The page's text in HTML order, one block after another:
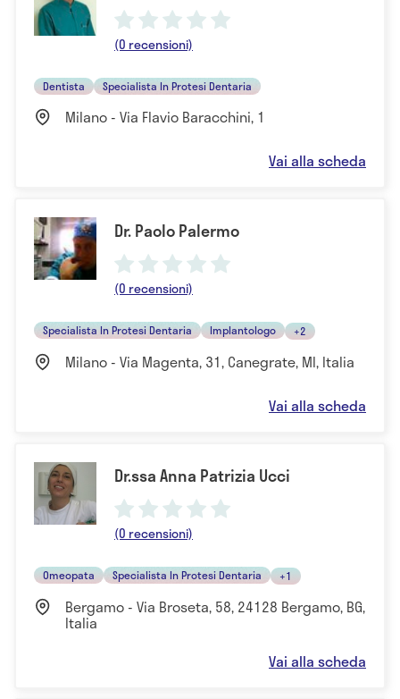
(0 recensioni)
Dentista Specialista In Protesi Dentaria
Milano - Via Flavio Baracchini, 1
Vai alla scheda
Dr. Paolo Palermo
(0 recensioni)
Specialista In Protesi Dentaria Implantologo +2
Milano - Via Magenta, 31, Canegrate, MI, Italia
Vai alla scheda
Dr.ssa Anna Patrizia Ucci
(0 recensioni)
Omeopata Specialista In Protesi Dentaria +1
Bergamo - Via Broseta, 58, 24128 Bergamo, BG,
Italia
Vai alla scheda